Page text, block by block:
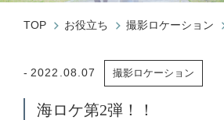
TOP お役立ち 撮影ロケーション
2022.08.07 撮影ロケーション
海ロケ第2弾！！